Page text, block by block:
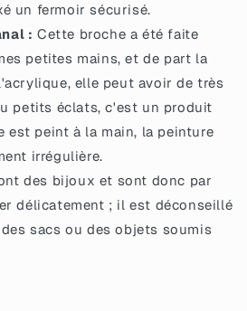
un fermoir sécurisé.
: Cette broche a été faite
petites mains, et de part la
elle peut avoir de très
petits éclats, c'est un produit
est peint à la main, la peinture
irrégulière.
des bijoux et sont donc par
délicatement ; il est déconseillé
sacs ou des objets soumis